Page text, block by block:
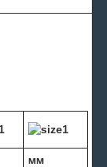
мм